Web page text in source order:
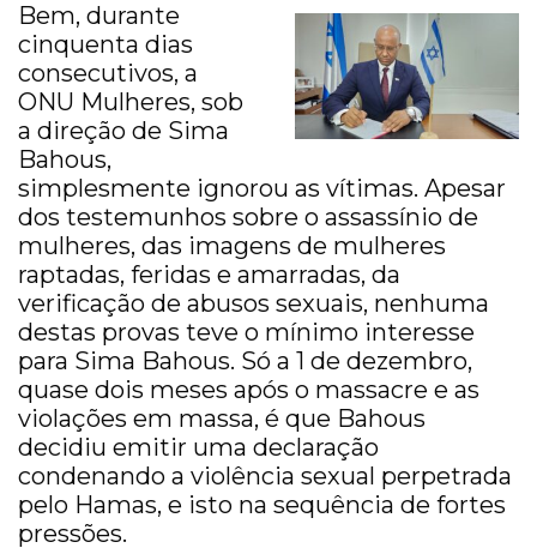
Bem, durante
cinquenta dias
consecutivos, a
ONU Mulheres, sob
a direção de Sima
Bahous,
simplesmente ignorou as vítimas. Apesar
dos testemunhos sobre o assassínio de
mulheres, das imagens de mulheres
raptadas, feridas e amarradas, da
verificação de abusos sexuais, nenhuma
destas provas teve o mínimo interesse
para Sima Bahous. Só a 1 de dezembro,
quase dois meses após o massacre e as
violações em massa, é que Bahous
decidiu emitir uma declaração
condenando a violência sexual perpetrada
pelo Hamas, e isto na sequência de fortes
pressões.